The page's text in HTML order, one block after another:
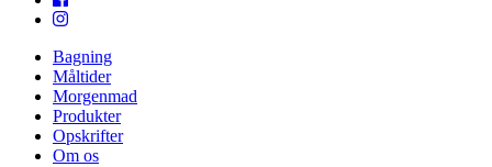
Bagning
Måltider
Morgenmad
Produkter
Opskrifter
Om os